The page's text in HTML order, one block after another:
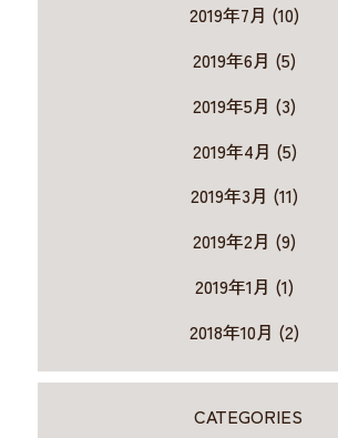
2019年7月 (10)
2019年6月 (5)
2019年5月 (3)
2019年4月 (5)
2019年3月 (11)
2019年2月 (9)
2019年1月 (1)
2018年10月 (2)
CATEGORIES